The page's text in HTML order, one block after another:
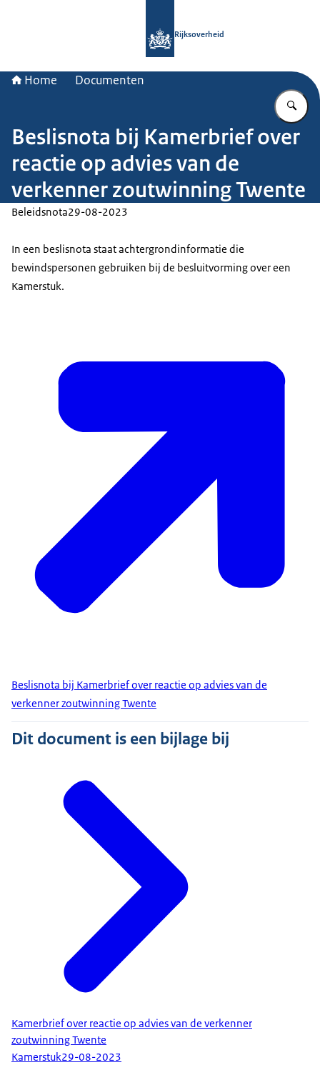
Rijksoverheid
Home Documenten
Beslisnota bij Kamerbrief over
reactie op advies van de
verkenner zoutwinning Twente
Beleidsnota29-08-2023
In een beslisnota staat achtergrondinformatie die
bewindspersonen gebruiken bij de besluitvorming over een
Kamerstuk.
Beslisnota bij Kamerbrief over reactie op advies van de
verkenner zoutwinning Twente
Dit document is een bijlage bij
Kamerbrief over reactie op advies van de verkenner
zoutwinning Twente
Kamerstuk29-08-2023